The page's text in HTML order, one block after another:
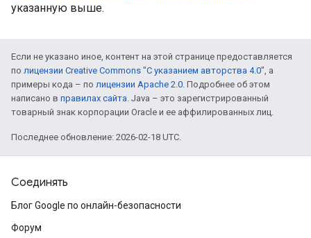
указанную выше.
Если не указано иное, контент на этой странице предоставляется
по лицензии Creative Commons "С указанием авторства 4.0" , а
примеры кода – по лицензии Apache 2.0 . Подробнее об этом
написано в правилах сайта . Java – это зарегистрированный
товарный знак корпорации Oracle и ее аффилированных лиц.
Последнее обновление: 2026-02-18 UTC.
Соединять
Блог Google по онлайн-безопасности
Форум